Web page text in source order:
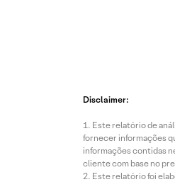
Disclaimer:
Este relatório de
fornecer informações
informações contidas
cliente com base no
Este relatório foi